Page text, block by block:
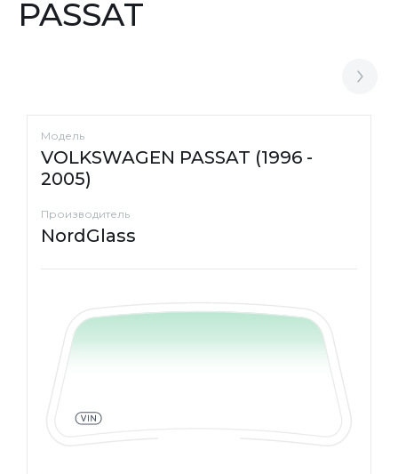
PASSAT
Модель
VOLKSWAGEN PASSAT (1996 -
2005)
Производитель
NordGlass